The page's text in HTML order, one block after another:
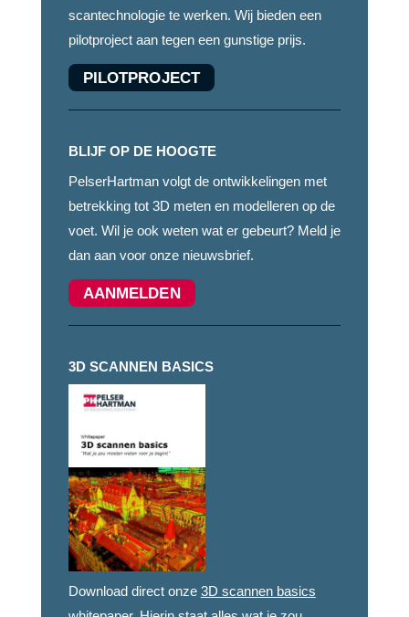
scantechnologie te werken. Wij bieden een
pilotproject aan tegen een gunstige prijs.
PILOTPROJECT
BLIJF OP DE HOOGTE
PelserHartman volgt de ontwikkelingen met
betrekking tot 3D meten en modelleren op de
voet. Wil je ook weten wat er gebeurt? Meld je
dan aan voor onze nieuwsbrief.
AANMELDEN
3D SCANNEN BASICS
Download direct onze 3D scannen basics